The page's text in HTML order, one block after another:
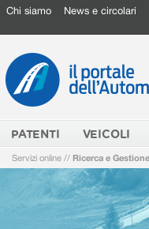
Chi siamo News e circolari
PATENTI VEICOLI
Servizi online // Ricerca e